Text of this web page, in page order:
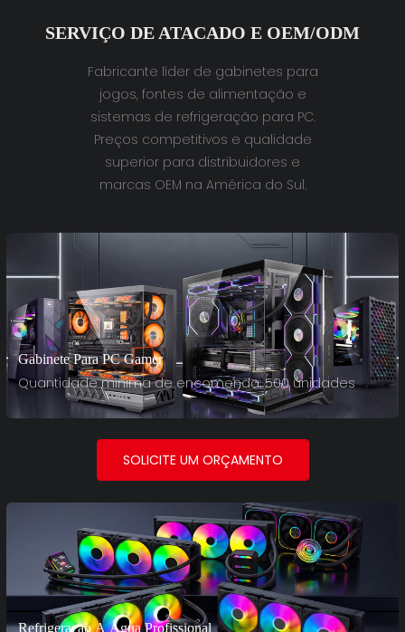
SERVIÇO DE ATACADO E OEM/ODM
Fabricante líder de gabinetes para
jogos, fontes de alimentação e
sistemas de refrigeração para PC.
Preços competitivos e qualidade
superior para distribuidores e
marcas OEM na América do Sul.
Gabinete Para PC Gamer
Quantidade mínima de encomenda: 500 unidades
SOLICITE UM ORÇAMENTO
Refrigeração A Água Profissional